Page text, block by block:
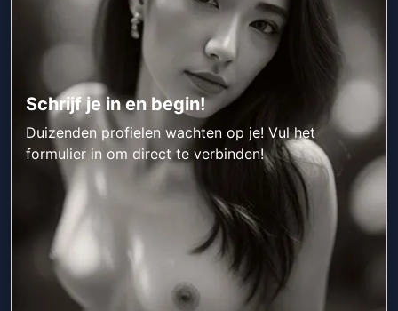
Schrijf je in en begin!
Duizenden profielen wachten op je! Vul het
formulier in om direct te verbinden!